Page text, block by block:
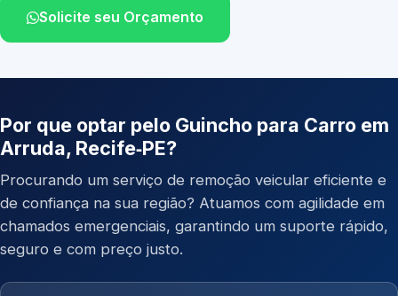
Solicite seu Orçamento
Por que optar pelo Guincho para Carro em
Arruda, Recife‑PE?
Procurando um serviço de remoção veicular eficiente e
de confiança na sua região? Atuamos com agilidade em
chamados emergenciais, garantindo um suporte rápido,
seguro e com preço justo.